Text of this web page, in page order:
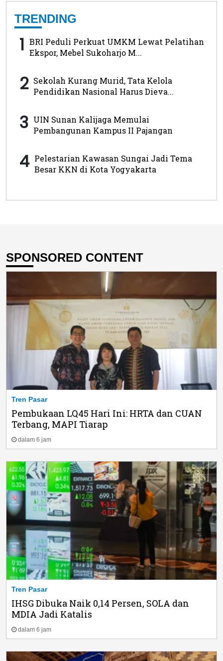
TRENDING
1 BRI Peduli Perkuat UMKM Lewat Pelatihan
Ekspor, Mebel Sukoharjo M...
2 Sekolah Kurang Murid, Tata Kelola
Pendidikan Nasional Harus Dieva...
3 UIN Sunan Kalijaga Memulai
Pembangunan Kampus II Pajangan
4 Pelestarian Kawasan Sungai Jadi Tema
Besar KKN di Kota Yogyakarta
SPONSORED CONTENT
Tren Pasar
Pembukaan LQ45 Hari Ini: HRTA dan CUAN
Terbang, MAPI Tiarap
dalam 6 jam
Tren Pasar
IHSG Dibuka Naik 0,14 Persen, SOLA dan
MDIA Jadi Katalis
dalam 6 jam